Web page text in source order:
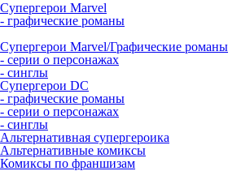
Супергерои Marvel
- графические романы
Супергерои Marvel/Графические романы
- серии о персонажах
- синглы
Супергерои DC
- графические романы
- серии о персонажах
- синглы
Альтернативная супергероика
Альтернативные комиксы
Комиксы по франшизам